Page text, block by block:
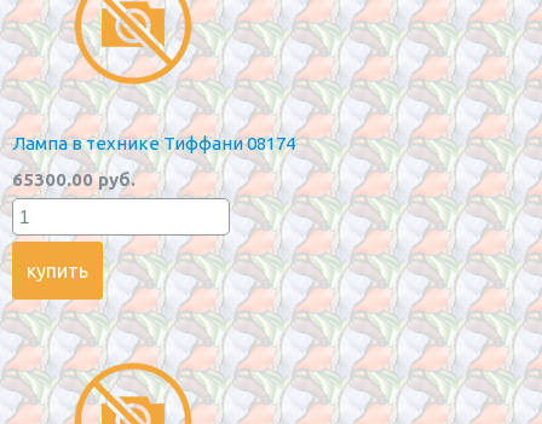
Лампа в технике Тиффани 08174
65300.00 руб.